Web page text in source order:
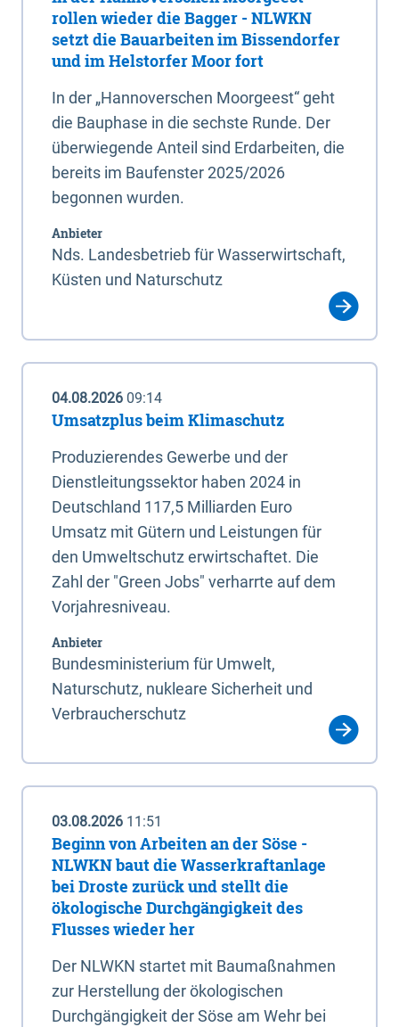
rollen wieder die Bagger - NLWKN
setzt die Bauarbeiten im Bissendorfer
und im Helstorfer Moor fort
In der „Hannoverschen Moorgeest“ geht
die Bauphase in die sechste Runde. Der
überwiegende Anteil sind Erdarbeiten, die
bereits im Baufenster 2025/2026
begonnen wurden.
Anbieter
Nds. Landesbetrieb für Wasserwirtschaft,
Küsten und Naturschutz
04.08.2026 09:14
Umsatzplus beim Klimaschutz
Produzierendes Gewerbe und der
Dienstleitungssektor haben 2024 in
Deutschland 117,5 Milliarden Euro
Umsatz mit Gütern und Leistungen für
den Umweltschutz erwirtschaftet. Die
Zahl der "Green Jobs" verharrte auf dem
Vorjahresniveau.
Anbieter
Bundesministerium für Umwelt,
Naturschutz, nukleare Sicherheit und
Verbraucherschutz
03.08.2026 11:51
Beginn von Arbeiten an der Söse -
NLWKN baut die Wasserkraftanlage
bei Droste zurück und stellt die
ökologische Durchgängigkeit des
Flusses wieder her
Der NLWKN startet mit Baumaßnahmen
zur Herstellung der ökologischen
Durchgängigkeit der Söse am Wehr bei